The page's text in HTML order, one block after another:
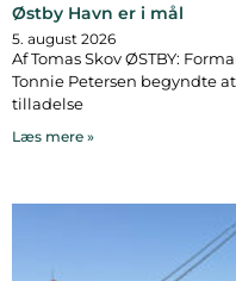
Østby Havn er i mål
5. august 2026
Af Tomas Skov ØSTBY:
Tonnie Petersen begyndte
tilladelse
Læs mere »